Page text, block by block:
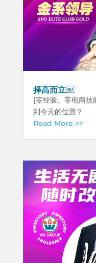
择高而立￼
[零经验、零电商技
到今天的位置？
Read More >>